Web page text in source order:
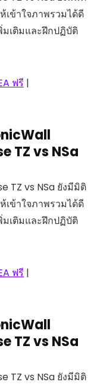
เข้าใจภาพรวมได้ดี
เติมและฝึกปฏิบัติ
ฟรี |
TZ vs NSa
TZ vs NSa ยังมีมิติ
เข้าใจภาพรวมได้ดี
เติมและฝึกปฏิบัติ
ฟรี |
TZ vs NSa
TZ vs NSa ยังมีมิติ